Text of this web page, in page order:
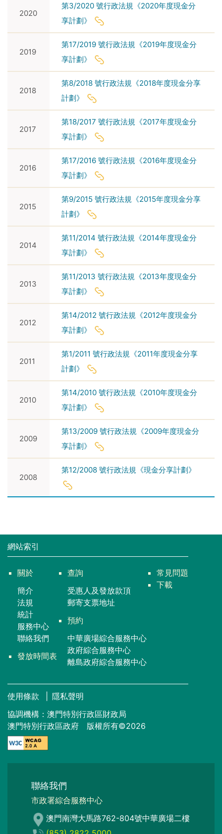
2020
第3/2020 號行政法規《2020年度現金分
享計劃》
2019
第17/2019 號行政法規《2019年度現金分
享計劃》
2018
第8/2018 號行政法規《2018年度現金分享
計劃》
2017
第18/2017 號行政法規《2017年度現金分
享計劃》
2016
第17/2016 號行政法規《2016年度現金分
享計劃》
2015
第9/2015 號行政法規《2015年度現金分享
計劃》
2014
第11/2014 號行政法規《2014年度現金分
享計劃》
2013
第11/2013 號行政法規《2013年度現金分
享計劃》
2012
第14/2012 號行政法規《2012年度現金分
享計劃》
2011
第1/2011 號行政法規《2011年度現金分享
計劃》
2010
第14/2010 號行政法規《2010年度現金分
享計劃》
2009
第13/2009 號行政法規《2009年度現金分
享計劃》
2008
第12/2008 號行政法規《現金分享計劃》
網站索引
關於
簡介
法規
統計
服務中心
聯絡我們
發放時間表
查詢
受惠人及發放款頂
郵寄支票地址
預約
中華廣場綜合服務中心
政府綜合服務中心
離島政府綜合服務中心
常見問題
下載
使用條款
隱私聲明
協調機構：澳門特別行政區財政局
澳門特別行政區政府 版權所有©2026
聯絡我們
市政署綜合服務中心
澳門南灣大馬路762-804號中華廣場二樓